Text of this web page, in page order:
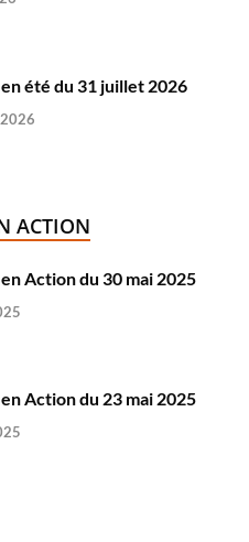
été du 31 juillet 2026
ACTION
Action du 30 mai 2025
Action du 23 mai 2025